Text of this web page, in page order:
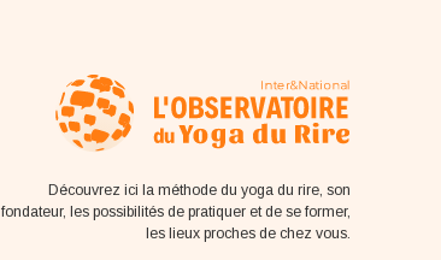
Découvrez ici la méthode du yoga du rire, son
fondateur, les possibilités de pratiquer et de se former,
les lieux proches de chez vous.